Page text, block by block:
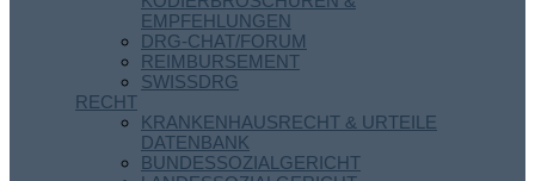
EMPFEHLUNGEN
DRG-CHAT/FORUM
REIMBURSEMENT
SWISSDRG
RECHT
KRANKENHAUSRECHT & URTEILE
DATENBANK
BUNDESSOZIALGERICHT